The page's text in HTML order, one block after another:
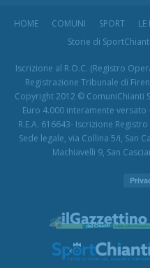
HOME COMUNI SPORT LE
Storie di SportChianti
Iscrizione al R.O.C. (Registro
Registrazione Tribunale di
Copyright 2012 © ComuniChianti
Euro 4.000 interamente versato
R.E.A. 616643- Iscrizione
Sede legale, via Collina 5/i, San
Machiavelli 9, San